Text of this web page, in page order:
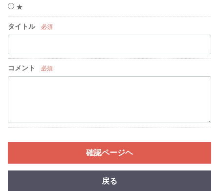
★
タイトル 必須
コメント 必須
確認ページヘ
戻る